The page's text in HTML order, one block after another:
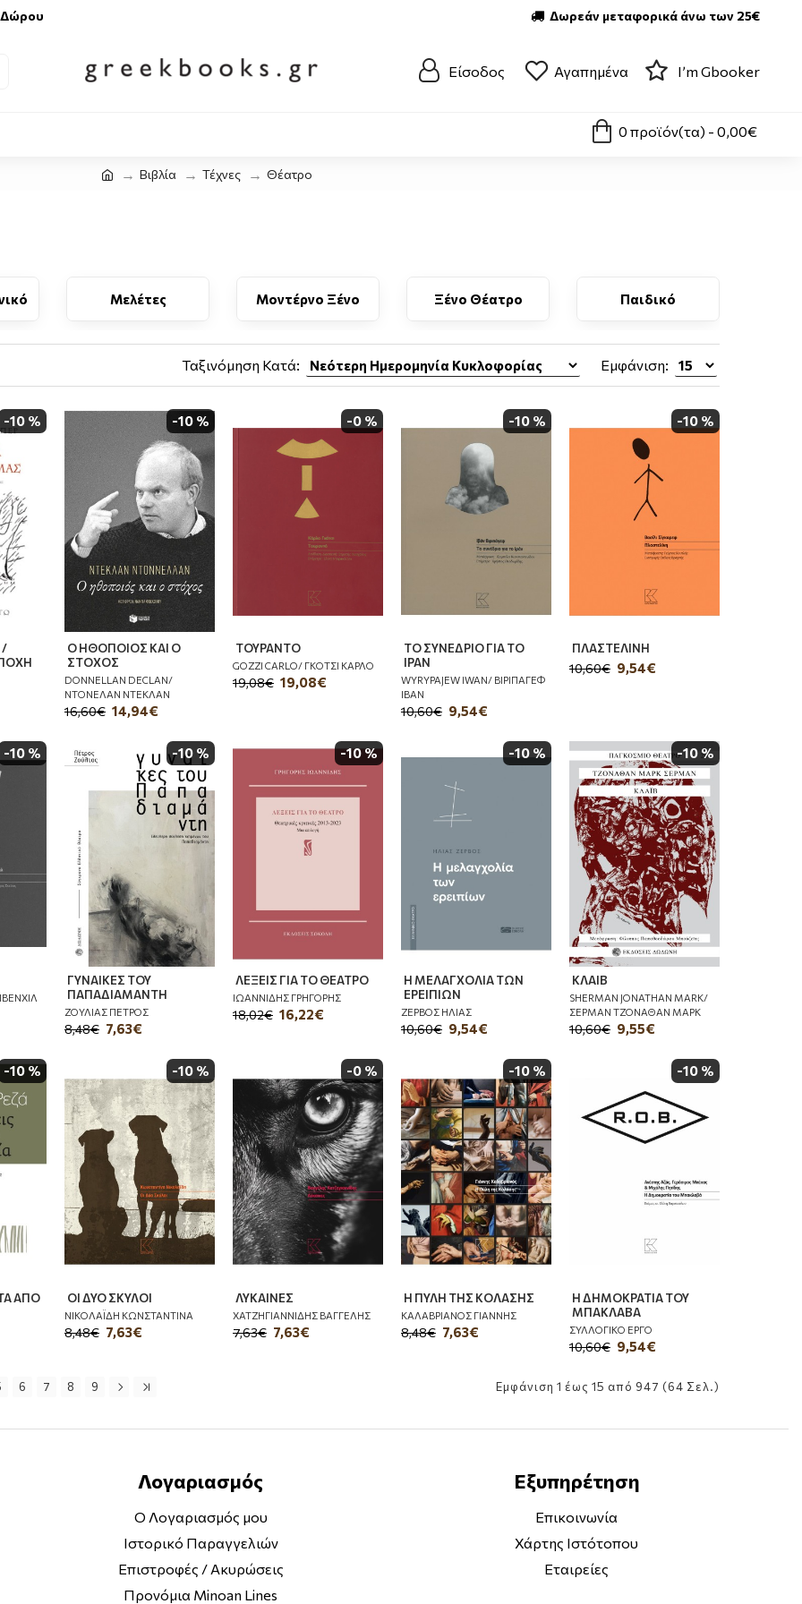
Δώρου Δωρεάν μεταφορικά άνω των 25€
Είσοδος Αγαπημένα I’m Gbooker
0 προϊόν(τα) - 0,00€
Βιβλία Τέχνες Θέατρο
Μελέτες Μοντέρνο Ξένο Ξένο Θέατρο Παιδικό
Ταξινόμηση Κατά: Εμφάνιση:
-10 %
/
-10 %
Ο ΗΘΟΠΟΙΟΣ ΚΑΙ Ο
ΣΤΟΧΟΣ
DONNELLAN DECLAN/
ΝΤΟΝΕΛΑΝ ΝΤΕΚΛΑΝ
14,94€
16,60€
-0 %
ΤΟΥΡΑΝΤΟ
GOZZI CARLO/ ΓΚΟΤΣΙ ΚΑΡΛΟ
19,08€
19,08€
-10 %
ΤΟ ΣΥΝΕΔΡΙΟ ΓΙΑ ΤΟ
ΙΡΑΝ
WYRYPAJEW IWAN/ ΒΙΡΙΠΑΓΕΦ
ΙΒΑΝ
9,54€
10,60€
-10 %
ΠΛΑΣΤΕΛΙΝΗ
9,54€
10,60€
-10 % -10 %
ΓΥΝΑΙΚΕΣ ΤΟΥ
ΠΑΠΑΔΙΑΜΑΝΤΗ
ΖΟΥΛΙΑΣ ΠΕΤΡΟΣ
7,63€
8,48€
-10 %
ΛΕΞΕΙΣ ΓΙΑ ΤΟ ΘΕΑΤΡΟ
ΙΩΑΝΝΙΔΗΣ ΓΡΗΓΟΡΗΣ
16,22€
18,02€
-10 %
Η ΜΕΛΑΓΧΟΛΙΑ ΤΩΝ
ΕΡΕΙΠΙΩΝ
ΖΕΡΒΟΣ ΗΛΙΑΣ
9,54€
10,60€
-10 %
ΚΛΑΙΒ
SHERMAN JONATHAN MARK/
ΣΕΡΜΑΝ ΤΖΟΝΑΘΑΝ ΜΑΡΚ
9,55€
10,60€
-10 %
ΑΠΟ
-10 %
ΟΙ ΔΥΟ ΣΚΥΛΟΙ
ΝΙΚΟΛΑΪΔΗ ΚΩΝΣΤΑΝΤΙΝΑ
7,63€
8,48€
-0 %
ΛΥΚΑΙΝΕΣ
ΧΑΤΖΗΓΙΑΝΝΙΔΗΣ ΒΑΓΓΕΛΗΣ
7,63€
7,63€
-10 %
Η ΠΥΛΗ ΤΗΣ ΚΟΛΑΣΗΣ
ΚΑΛΑΒΡΙΑΝΟΣ ΓΙΑΝΝΗΣ
7,63€
8,48€
-10 %
Η ΔΗΜΟΚΡΑΤΙΑ ΤΟΥ
ΜΠΑΚΛΑΒΑ
ΣΥΛΛΟΓΙΚΟ ΕΡΓΟ
9,54€
10,60€
6 7 8 9 Εμφάνιση 1 έως 15 από 947 (64 Σελ.)
Λογαριασμός
Ο Λογαριασμός μου
Ιστορικό Παραγγελιών
Επιστροφές / Ακυρώσεις
Προνόμια Minoan Lines
Εξυπηρέτηση
Επικοινωνία
Χάρτης Ιστότοπου
Εταιρείες